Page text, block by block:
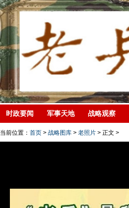
时政要闻 军事天地 战略观察
当前位置： 首页 > 战略图库 > 老照片 > 正文 >